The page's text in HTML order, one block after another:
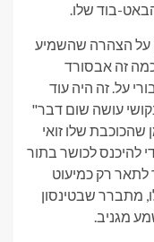
בוד שלו.
על הצהרה שהשמיע
זה אבסורד
על. זה היה עוד
עושה שום דבר"
שהכוכבת שלו זואי
להיכנס לכושר בתור
רק כמיעוט
מתברר שבטינסון
מגניב.